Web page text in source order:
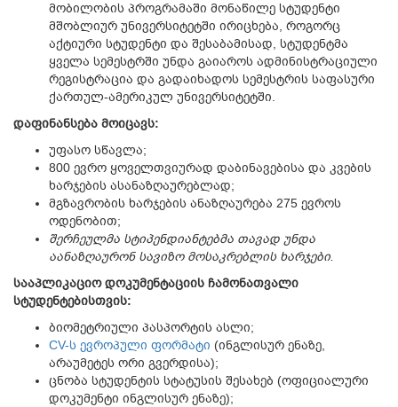
მობილობის პროგრამაში მონაწილე სტუდენტი
მშობლიურ უნივერსიტეტში ირიცხება, როგორც
აქტიური სტუდენტი და შესაბამისად, სტუდენტმა
ყველა სემესტრში უნდა გაიაროს ადმინისტრაციული
რეგისტრაცია და გადაიხადოს სემესტრის საფასური
ქართულ-ამერიკულ უნივერსიტეტში.
დაფინანსება მოიცავს:
უფასო სწავლა;
800 ევრო ყოველთვიურად დაბინავებისა და კვების
ხარჯების ასანაზღაურებლად;
მგზავრობის ხარჯების ანაზღაურება 275 ევროს
ოდენობით;
შერჩეულმა სტიპენდიანტებმა თავად უნდა
აანაზღაურონ სავიზო მოსაკრებლის ხარჯები.
სააპლიკაციო დოკუმენტაციის ჩამონათვალი
სტუდენტებისთვის:
ბიომეტრიული პასპორტის ასლი;
CV-ს ევროპული ფორმატი (ინგლისურ ენაზე,
არაუმეტეს ორი გვერდისა);
ცნობა სტუდენტის სტატუსის შესახებ (ოფიციალური
დოკუმენტი ინგლისურ ენაზე);